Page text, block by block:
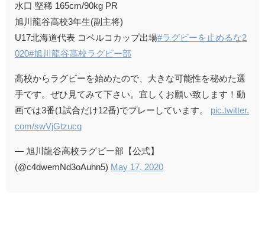
水口 堅稀 165cm/90kg PR
旭川龍谷高校3年生(副主将)
U17北海道代表 コベルコカップ出場#ラグビーを止めるな2
020#旭川龍谷高校ラグビー部
高校からラグビーを始めたので、大きな可能性を秘めた選
手です。ぜひ見てみて下さい。宜しくお願い致します！動
画では3番(1試合だけ12番)でプレーしています。 pic.twitter.
com/swVjGtzucq
— 旭川龍谷高校ラグビー部【公式】
(@c4dwemNd3oAuhn5) May 17, 2020